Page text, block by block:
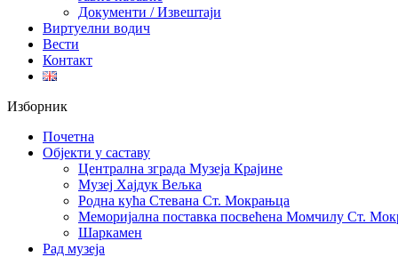
Документи / Извештаји
Виртуелни водич
Вести
Контакт
Изборник
Почетна
Објекти у саставу
Централна зграда Музеја Крајине
Музеј Хајдук Вељка
Родна кућа Стевана Ст. Мокрањца
Меморијална поставка посвећена Момчилу Ст.
Шаркамен
Рад музеја